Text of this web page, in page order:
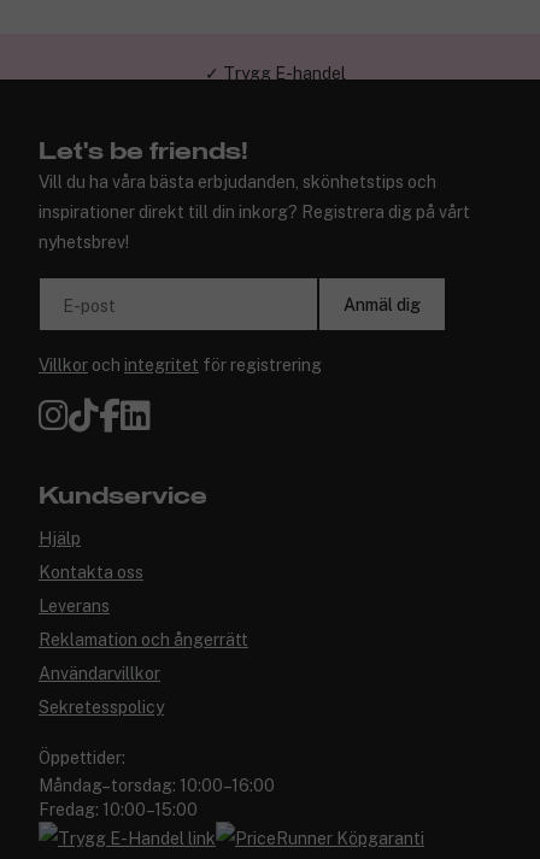
Let's be friends!
Vill du ha våra bästa erbjudanden, skönhetstips och
inspirationer direkt till din inkorg? Registrera dig på vårt
nyhetsbrev!
E-post Anmäl dig
Villkor och integritet för registrering
Kundservice
Hjälp
Kontakta oss
Leverans
Reklamation och ångerrätt
Användarvillkor
Sekretesspolicy
Öppettider:
Måndag–torsdag: 10:00–16:00
Fredag: 10:00–15:00